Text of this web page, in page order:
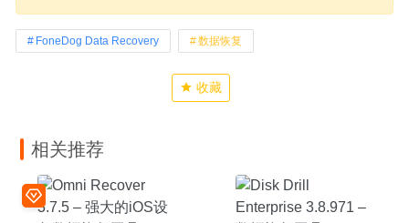
FoneDog Data Recovery 数据恢复
收藏
相关推荐